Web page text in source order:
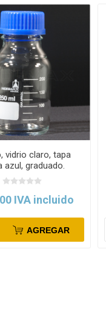
vidrio claro, tapa
azul, graduado.
Normax
IVA incluido
AGREGAR